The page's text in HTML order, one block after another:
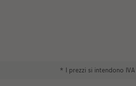
* I prezzi si intendono